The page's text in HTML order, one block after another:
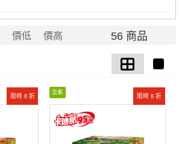
價低 價高 56 商品
限時 8 折 限時 8 折
全素